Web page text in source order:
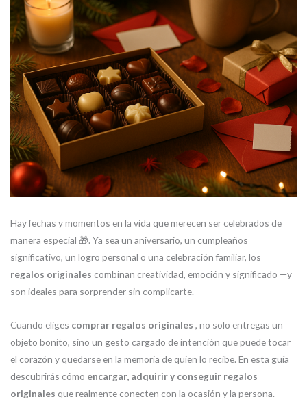
Hay fechas y momentos en la vida que merecen ser celebrados de
manera especial 🎁. Ya sea un aniversario, un cumpleaños
significativo, un logro personal o una celebración familiar, los
regalos originales combinan creatividad, emoción y significado —y
son ideales para sorprender sin complicarte.
Cuando eliges comprar regalos originales , no solo entregas un
objeto bonito, sino un gesto cargado de intención que puede tocar
el corazón y quedarse en la memoria de quien lo recibe. En esta guía
descubrirás cómo encargar, adquirir y conseguir regalos
originales que realmente conecten con la ocasión y la persona.